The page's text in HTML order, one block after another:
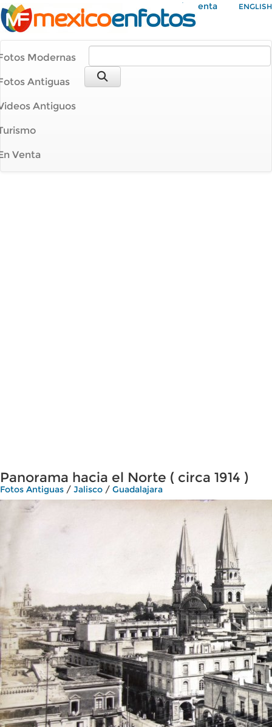
Mi Cuenta ENGLISH
Modernas
Antiguas
Antiguos
Venta
Panorama hacia el Norte ( circa 1914 )
Fotos Antiguas / Jalisco / Guadalajara